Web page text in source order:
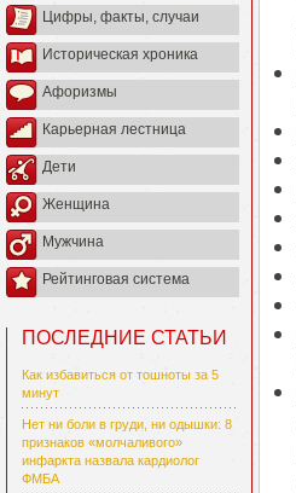
Цифры, факты, случаи
Историческая хроника
Афоризмы
Карьерная лестница
Дети
Женщина
Мужчина
Рейтинговая система
ПОСЛЕДНИЕ СТАТЬИ
Как избавиться от тошноты за 5
минут
Нет ни боли в груди, ни одышки: 8
признаков «молчаливого»
инфаркта назвала кардиолог
ФМБА